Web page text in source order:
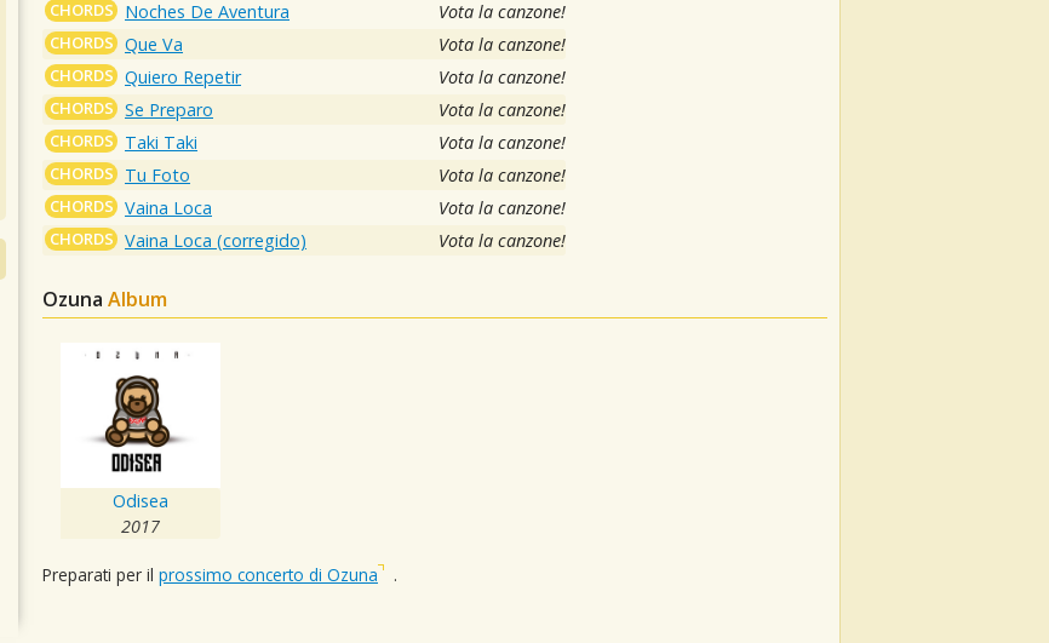
CHORDS Noches De Aventura Vota la canzone!
CHORDS Que Va Vota la canzone!
CHORDS Quiero Repetir Vota la canzone!
CHORDS Se Preparo Vota la canzone!
CHORDS Taki Taki Vota la canzone!
CHORDS Tu Foto Vota la canzone!
CHORDS Vaina Loca Vota la canzone!
CHORDS Vaina Loca (corregido) Vota la canzone!
Ozuna Album
Odisea
2017
Preparati per il prossimo concerto di Ozuna .